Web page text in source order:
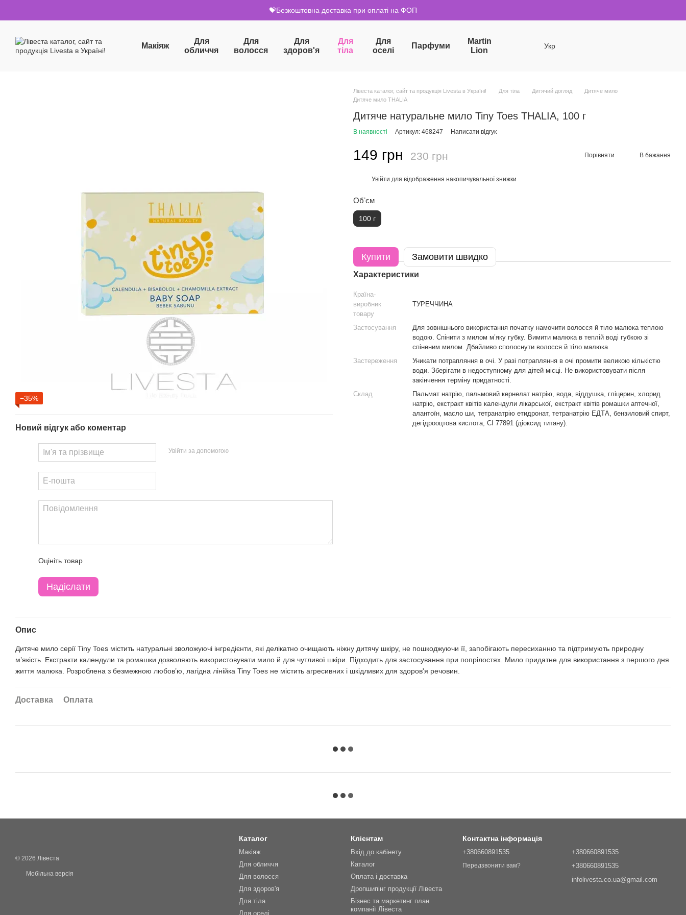
💝Безкоштовна доставка при оплаті на ФОП
Макіяж
Для
обличчя
Для
волосся
Для
здоров'я
Для
тіла
Для
оселі
Парфуми
Martin
Lion
Укр
−35%
Новий відгук або коментар
Увійти за допомогою
Оцініть товар
Надіслати
Лівеста каталог, сайт та продукція Livesta в Україні! Для тіла Дитячий догляд
Дитяче мило
Дитяче мило THALIA
Дитяче натуральне мило Tiny Toes THALIA, 100 г
В наявності Артикул: 468247 Написати відгук
149 грн 230 грн Порівняти В бажання
Увійти для відображення накопичувальної знижки
Обʼєм
100 г
Купити Замовити швидко
Характеристики
Країна-
виробник
товару
ТУРЕЧЧИНА
Застосування
Для зовнішнього використання початку намочити волосся й тіло малюка теплою
водою. Спінити з милом м’яку губку. Вимити малюка в теплій воді губкою зі
спіненим милом. Дбайливо сполоснути волосся й тіло малюка.
Застереження
Уникати потрапляння в очі. У разі потрапляння в очі промити великою кількістю
води. Зберігати в недоступному для дітей місці. Не використовувати після
закінчення терміну придатності.
Склад
Пальмат натрію, пальмовий кернелат натрію, вода, віддушка, гліцерин, хлорид
натрію, екстракт квітів календули лікарської, екстракт квітів ромашки аптечної,
алантоїн, масло ши, тетранатрію етидронат, тетранатрію ЕДТА, бензиловий спирт,
дегідрооцтова кислота, CI 77891 (діоксид титану).
Опис
Дитяче мило серії Tiny Toes містить натуральні зволожуючі інгредієнти, які делікатно очищають ніжну дитячу шкіру, не пошкоджуючи її, запобігають пересиханню та підтримують природну
м’якість. Екстракти календули та ромашки дозволяють використовувати мило й для чутливої шкіри. Підходить для застосування при попрілостях. Мило придатне для використання з першого дня
життя малюка. Розроблена з безмежною любов’ю, лагідна лінійка Tiny Toes не містить агресивних і шкідливих для здоров'я речовин.
Доставка Оплата
© 2026 Лівеста
Мобільна версія
Каталог
Макіяж
Для обличчя
Для волосся
Для здоров'я
Для тіла
Для оселі
Клієнтам
Вхід до кабінету
Каталог
Оплата і доставка
Дропшипінг продукції Лівеста
Бізнес та маркетинг план
компанії Лівеста
Контактна інформація
+380660891535
Передзвонити вам?
+380660891535
+380660891535
infolivesta.co.ua@gmail.com